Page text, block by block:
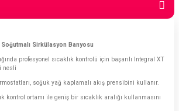
Sirkülasyon Banyosu
profesyonel sıcaklık kontrolü için başarılı Integral XT
nesli
soğuk yağ kaplamalı akış prensibini kullanır.
kontrol ortamı ile geniş bir sıcaklık aralığı kullanmasını